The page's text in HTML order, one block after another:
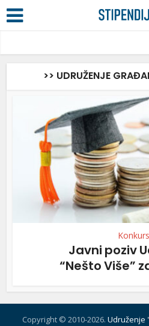
>> UDRUŽENJE
Javni poziv
“Nešto Više”
Copyright © 2010-2026. Udruženje